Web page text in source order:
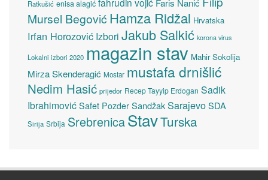
Ratkušić enisa alagić
Mursel Begović Hamza Ridžal Hrvatska
Irfan Horozović Izbori Jakub Salkić korona virus
Lokalni izbori 2020 magazin stav Mahir Sokolija
Mirza Skenderagić Mostar mustafa drnišlić
Nedim Hasić prijedor Recep Tayyip Erdogan Sadik
Ibrahimović Safet Pozder SandžakSarajevoSDA
Sirija Srbija SrebrenicaStavTurska